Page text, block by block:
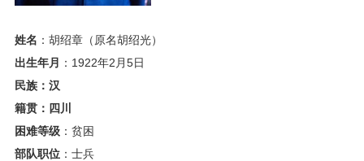
姓名 ：胡绍章（原名胡绍光）
出生年月
：1922年2月5日
民族：汉
籍贯：四川
困难等级：贫困
部队职位：士兵